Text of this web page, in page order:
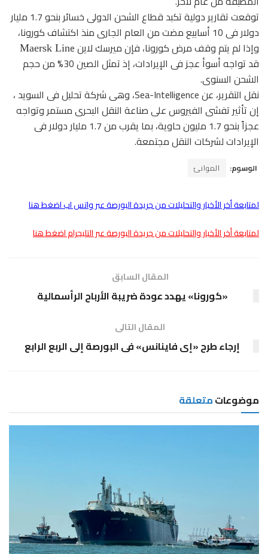
توقعت تقارير دولية تكبد قطاع الشحن الدولى خسائر بنحو 1.7 مليار
دولار فى 10 أسابيع مضت من العام الجارى منذ اكتشاف كورونا،
وإذا لم يتم وقف مرض كورونا، فإن ميرسك لاين Maersk Line
قد تواجه أسوأ عجز فى الإيرادات، إذ تمثل الصين 30% من حجم
الشحن السنوى.
نقل التقرير، عن Sea-Intelligence، وهى شركة تحليل فى السويد ،
إن تأثير تفشى الفيروس على صناعة النقل البحرى مستمر وتواجه
عجزاً بنحو 1.7 مليون حاوية، بما يقرب من 1.7 مليار دولار فى
الإيرادات لشركات النقل مجتمعة.
الوسوم: الموانئ
لمتابعة أخر الأخبار والتحليلات من جريدة البورصة عبر واتس اب اضغط هنا
لمتابعة أخر الأخبار والتحليلات من جريدة البورصة عبر التليجرام اضغط هنا
المقال السابق
«كورونا» يهدد عودة ضريبة الأرباح الرأسمالية
المقال التالى
إرجاء طرح «إى فاينانس» فى البورصة إلى الربع الرابع
موضوعاتمتعلقة